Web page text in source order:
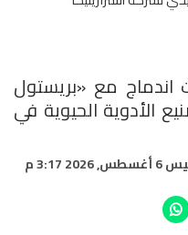
اندماج مع «بريستول
الأدوية الحيوية في
3:17 م